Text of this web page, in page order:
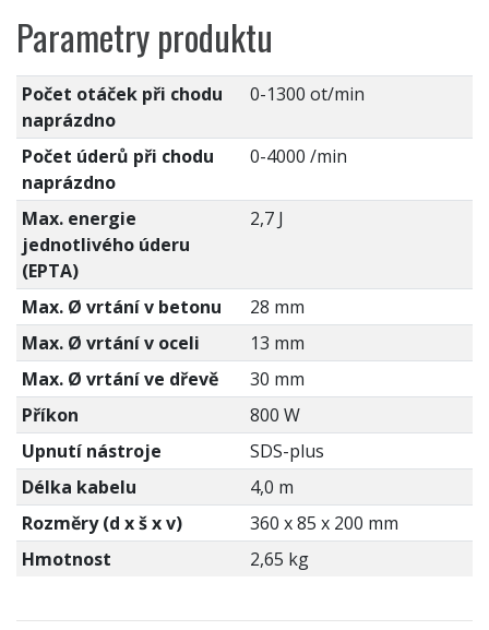
Parametry produktu
Počet otáček při chodu
naprázdno
0-1300 ot/min
Počet úderů při chodu
naprázdno
0-4000 /min
Max. energie
jednotlivého úderu
(EPTA)
2,7 J
Max. Ø vrtání v betonu
28 mm
Max. Ø vrtání v oceli
13 mm
Max. Ø vrtání ve dřevě
30 mm
Příkon
800 W
Upnutí nástroje
SDS-plus
Délka kabelu
4,0 m
Rozměry (d x š x v)
360 x 85 x 200 mm
Hmotnost
2,65 kg